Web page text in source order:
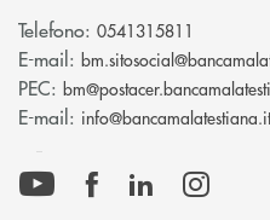
Telefono: 0541315811
E-mail:
PEC:
E-mail: info@bancamalatestiana.it